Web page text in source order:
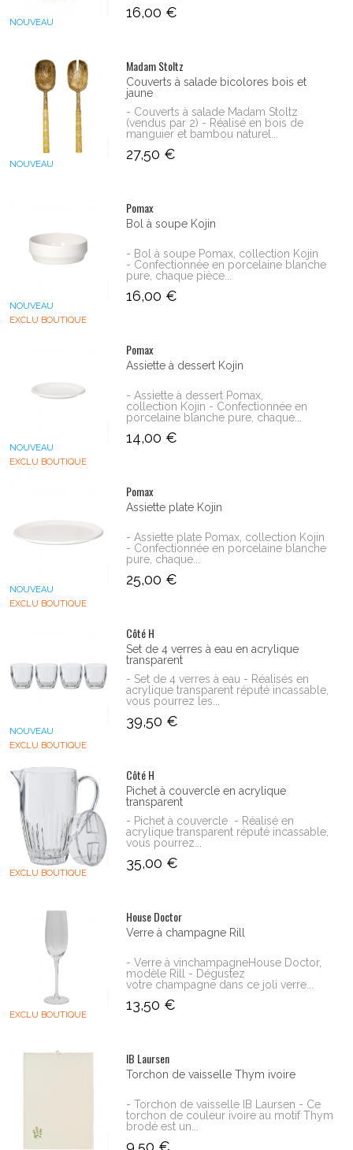
NOUVEAU
16,00 €
NOUVEAU
Madam Stoltz
Couverts à salade bicolores bois et
jaune
- Couverts à salade Madam Stoltz
(vendus par 2) - Réalisé en bois de
manguier et bambou naturel...
27,50 €
NOUVEAU
EXCLU BOUTIQUE
Pomax
Bol à soupe Kojin
- Bol à soupe Pomax, collection Kojin
- Confectionnée en porcelaine blanche
pure, chaque pièce...
16,00 €
NOUVEAU
EXCLU BOUTIQUE
Pomax
Assiette à dessert Kojin
- Assiette à dessert Pomax,
collection Kojin - Confectionnée en
porcelaine blanche pure, chaque...
14,00 €
NOUVEAU
EXCLU BOUTIQUE
Pomax
Assiette plate Kojin
- Assiette plate Pomax, collection Kojin
- Confectionnée en porcelaine blanche
pure, chaque...
25,00 €
NOUVEAU
EXCLU BOUTIQUE
Côté H
Set de 4 verres à eau en acrylique
transparent
- Set de 4 verres à eau - Réalisés en
acrylique transparent réputé incassable,
vous pourrez les...
39,50 €
EXCLU BOUTIQUE
Côté H
Pichet à couvercle en acrylique
transparent
- Pichet à couvercle - Réalisé en
acrylique transparent réputé incassable,
vous pourrez...
35,00 €
EXCLU BOUTIQUE
House Doctor
Verre à champagne Rill
- Verre à vinchampagneHouse Doctor,
modèle Rill - Dégustez
votre champagne dans ce joli verre...
13,50 €
IB Laursen
Torchon de vaisselle Thym ivoire
- Torchon de vaisselle IB Laursen - Ce
torchon de couleur ivoire au motif Thym
brodé est un...